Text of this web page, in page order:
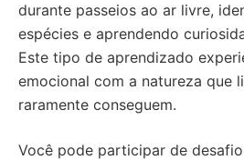
durante passeios ao ar livre,
espécies e aprendendo
Este tipo de aprendizado
emocional com a natureza que
raramente conseguem.
Você pode participar de